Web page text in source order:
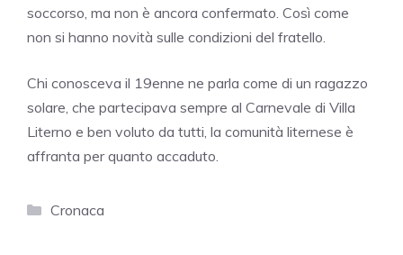
soccorso, ma non è ancora confermato. Così come
non si hanno novità sulle condizioni del fratello.
Chi conosceva il 19enne ne parla come di un ragazzo
solare, che partecipava sempre al Carnevale di Villa
Literno e ben voluto da tutti, la comunità liternese è
affranta per quanto accaduto.
Categorie
Cronaca